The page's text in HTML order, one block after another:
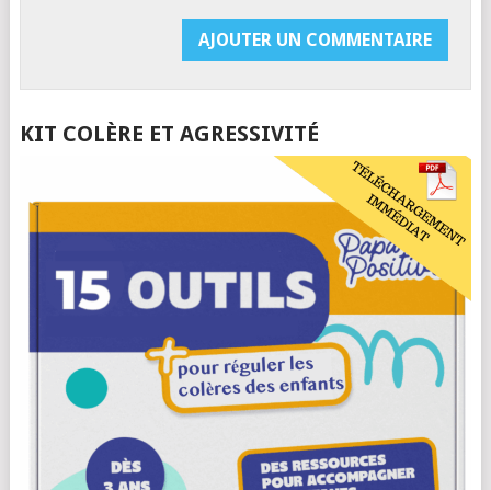
KIT COLÈRE ET AGRESSIVITÉ